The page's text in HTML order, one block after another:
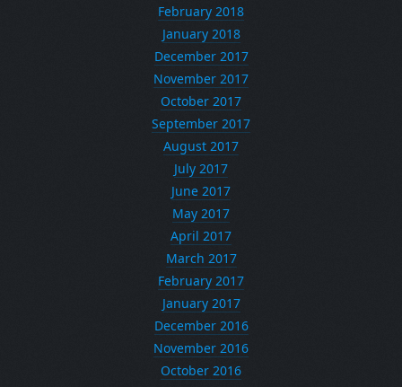
February 2018
January 2018
December 2017
November 2017
October 2017
September 2017
August 2017
July 2017
June 2017
May 2017
April 2017
March 2017
February 2017
January 2017
December 2016
November 2016
October 2016